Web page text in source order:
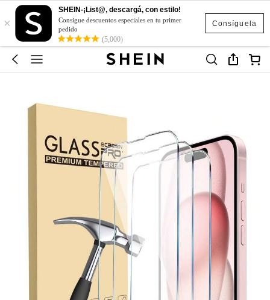
Consíguela
×
SHEIN-¡List@, descargá, con estilo!
Consigue descuentos especiales en tu primer
pedido
(5,000)